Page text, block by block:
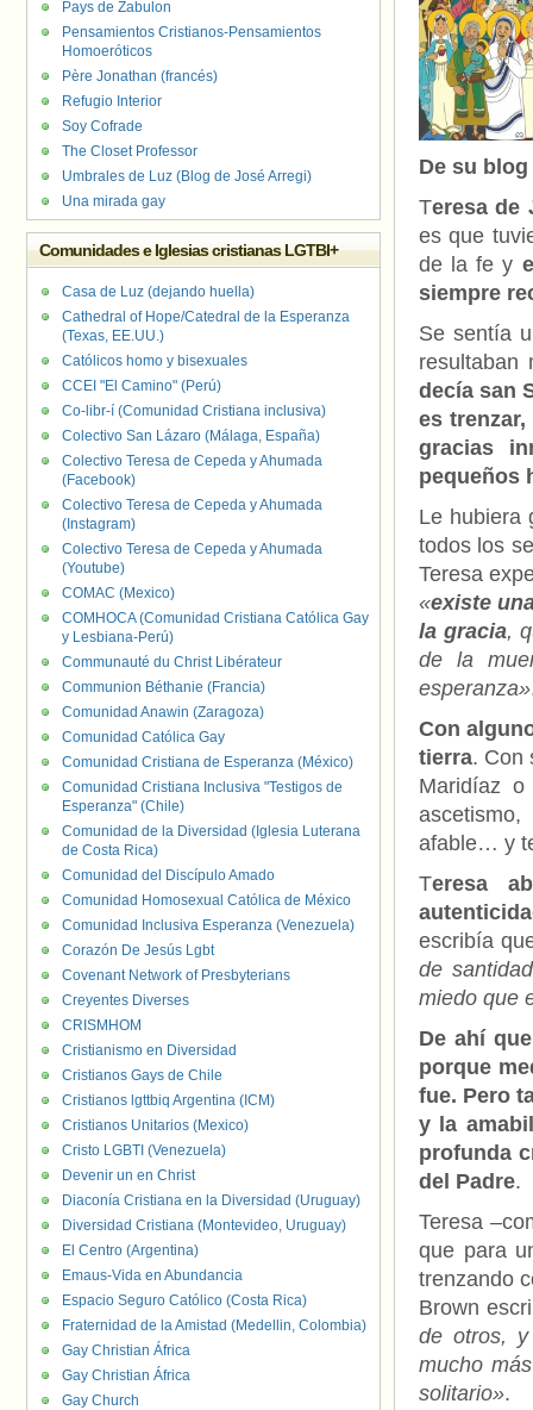
De su blog
Teresa de
es que
de la fe y
siempre
Se sentía
resultaban
decía san
es
gracias
pequeños
Le hubiera
todos los
Teresa
«existe
la gracia,
de la
esperanza»
Con
tierra. Con
Maridíaz
afable… y
Teresa
escribía
de
miedo que
De ahí
porque
fue. Pero
y la
profunda
del Padre.
Teresa
que para
trenzando
Brown
de otros,
mucho
solitario».
Pays de Zabulon
Pensamientos Cristianos-Pensamientos
Homoeróticos
Père Jonathan (francés)
Refugio Interior
Soy Cofrade
The Closet Professor
Umbrales de Luz (Blog de José Arregi)
Una mirada gay
Comunidades e Iglesias cristianas LGTBI+
Casa de Luz (dejando huella)
Cathedral of Hope/Catedral de la Esperanza
(Texas, EE.UU.)
Católicos homo y bisexuales
CCEI "El Camino" (Perú)
Co-libr-í (Comunidad Cristiana inclusiva)
Colectivo San Lázaro (Málaga, España)
Colectivo Teresa de Cepeda y Ahumada
(Facebook)
Colectivo Teresa de Cepeda y Ahumada
(Instagram)
Colectivo Teresa de Cepeda y Ahumada
(Youtube)
COMAC (Mexico)
COMHOCA (Comunidad Cristiana Católica Gay
y Lesbiana-Perú)
Communauté du Christ Libérateur
Communion Béthanie (Francia)
Comunidad Anawin (Zaragoza)
Comunidad Católica Gay
Comunidad Cristiana de Esperanza (México)
Comunidad Cristiana Inclusiva "Testigos de
Esperanza" (Chile)
Comunidad de la Diversidad (Iglesia Luterana
de Costa Rica)
Comunidad del Discípulo Amado
Comunidad Homosexual Católica de México
Comunidad Inclusiva Esperanza (Venezuela)
Corazón De Jesús Lgbt
Covenant Network of Presbyterians
Creyentes Diverses
CRISMHOM
Cristianismo en Diversidad
Cristianos Gays de Chile
Cristianos lgttbiq Argentina (ICM)
Cristianos Unitarios (Mexico)
Cristo LGBTI (Venezuela)
Devenir un en Christ
Diaconía Cristiana en la Diversidad (Uruguay)
Diversidad Cristiana (Montevideo, Uruguay)
El Centro (Argentina)
Emaus-Vida en Abundancia
Espacio Seguro Católico (Costa Rica)
Fraternidad de la Amistad (Medellin, Colombia)
Gay Christian África
Gay Christian África
Gay Church